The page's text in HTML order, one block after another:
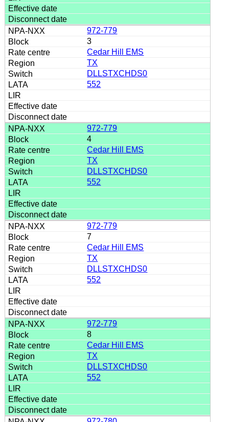
972-779
3
Cedar Hill EMS
TX
DLLSTXCHDS0
552
972-779
4
Cedar Hill EMS
TX
DLLSTXCHDS0
552
972-779
7
Cedar Hill EMS
TX
DLLSTXCHDS0
552
972-779
8
Cedar Hill EMS
TX
DLLSTXCHDS0
552